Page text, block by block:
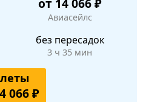
Авиасейлс
без пересадок
3 ч 35 мин
066 ₽